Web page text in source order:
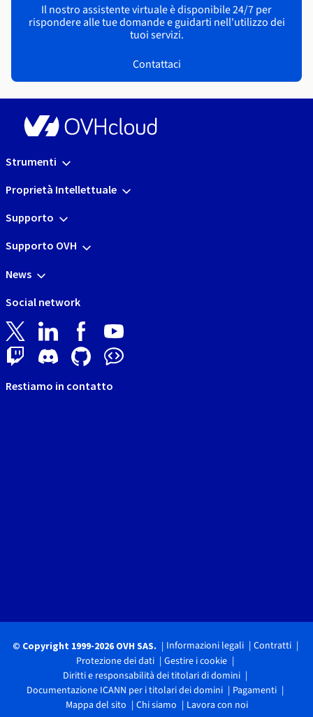
Il nostro assistente virtuale è disponibile 24/7 per
rispondere alle tue domande e guidarti nell'utilizzo dei
tuoi servizi.
Contattaci
Strumenti
Proprietà Intellettuale
Supporto
Supporto OVH
News
Social network
Restiamo in contatto
© Copyright 1999-2026 OVH SAS. Informazioni legali
Contratti
Protezione dei dati
Gestire i cookie
Diritti e responsabilità dei titolari di domini
Documentazione ICANN per i titolari dei domini
Pagamenti
Mappa del sito
Chi siamo Lavora con noi